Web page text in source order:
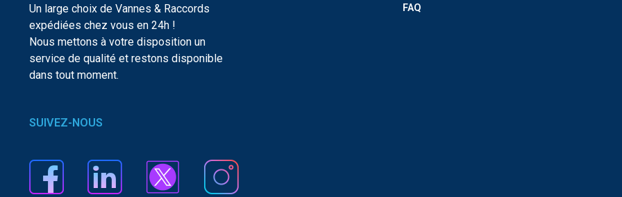
Un large choix de Vannes & Raccords
expédiées chez vous en 24h !
Nous mettons à votre disposition un
service de qualité et restons disponible
dans tout moment.
FAQ
SUIVEZ-NOUS